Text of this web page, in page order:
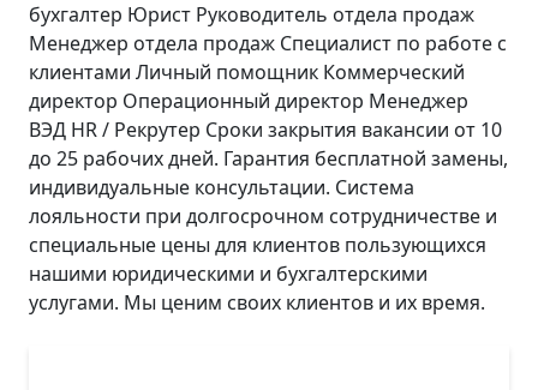
бухгалтер Юрист Руководитель отдела продаж
Менеджер отдела продаж Специалист по работе с
клиентами Личный помощник Коммерческий
директор Операционный директор Менеджер
ВЭД HR / Рекрутер Сроки закрытия вакансии от 10
до 25 рабочих дней. Гарантия бесплатной замены,
индивидуальные консультации. Система
лояльности при долгосрочном сотрудничестве и
специальные цены для клиентов пользующихся
нашими юридическими и бухгалтерскими
услугами. Мы ценим своих клиентов и их время.